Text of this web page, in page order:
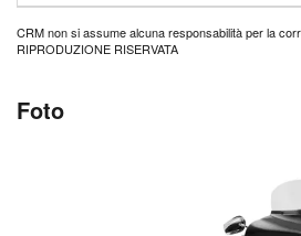
CRM non si assume alcuna responsabilità per la
RIPRODUZIONE RISERVATA
Foto